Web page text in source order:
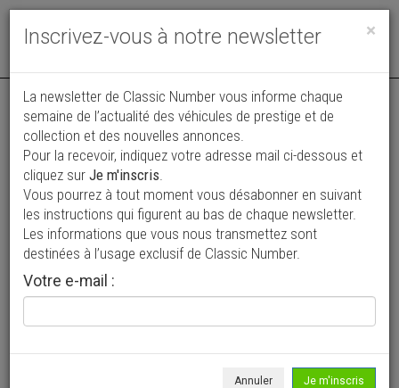
Toggle
Annonce actualisée le 30/07/2026 ( il y a 10 jours )
Audi Quattro Coupé
72 450 €
1982 Coupé 134 022 km
×
Inscrivez-vous à notre newsletter
La newsletter de Classic Number vous informe chaque
semaine de l’actualité des véhicules de prestige et de
collection et des nouvelles annonces.
Pour la recevoir, indiquez votre adresse mail ci-dessous et
cliquez sur Je m'inscris.
Vous pourrez à tout moment vous désabonner en suivant
les instructions qui figurent au bas de chaque newsletter.
Les informations que vous nous transmettez sont
destinées à l’usage exclusif de Classic Number.
Votre e-mail :
Annuler Je m'inscris